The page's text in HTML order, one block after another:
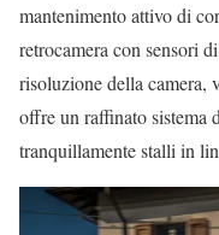
mantenimento attivo di
retrocamera con sensori
risoluzione della camera,
offre un raffinato sistema
tranquillamente stalli in